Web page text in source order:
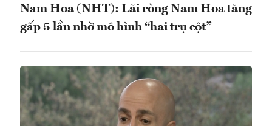
Nam Hoa (NHT): Lãi ròng Nam Hoa tăng
gấp 5 lần nhờ mô hình “hai trụ cột”